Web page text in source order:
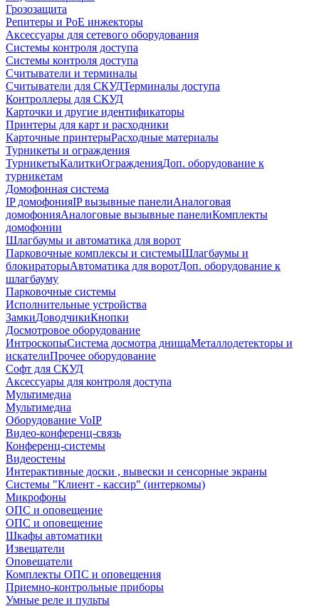
Грозозащита
Репитеры и PoE инжекторы
Аксессуары для сетевого оборудования
Системы контроля доступа
Системы контроля доступа
Считыватели и терминалы
Считыватели для СКУДТерминалы доступа
Контроллеры для СКУД
Карточки и другие идентификаторы
Принтеры для карт и расходники
Карточные принтерыРасходные материалы
Турникеты и ограждения
ТурникетыКалиткиОгражденияДоп. оборудование к
турникетам
Домофонная система
IP домофонияIP вызывные панелиАналоговая
домофонияАналоговые вызывные панелиКомплекты
домофонии
Шлагбаумы и автоматика для ворот
Парковочные комплексы и системыШлагбаумы и
блокираторыАвтоматика для воротДоп. оборудование к
шлагбауму
Парковочные системы
Исполнительные устройства
ЗамкиДоводчикиКнопки
Досмотровое оборудование
ИнтроскопыСистема досмотра днищаМеталлодетекторы и
искателиПрочее оборудование
Софт для СКУД
Аксессуары для контроля доступа
Мультимедиа
Мультимедиа
Оборудование VoIP
Видео-конференц-связь
Конференц-системы
Видеостены
Интерактивные доски , вывески и сенсорные экраны
Системы "Клиент - кассир" (интеркомы)
Микрофоны
ОПС и оповещение
ОПС и оповещение
Шкафы автоматики
Извещатели
Оповещатели
Комплекты ОПС и оповещения
Приемно-контрольные приборы
Умные реле и пульты